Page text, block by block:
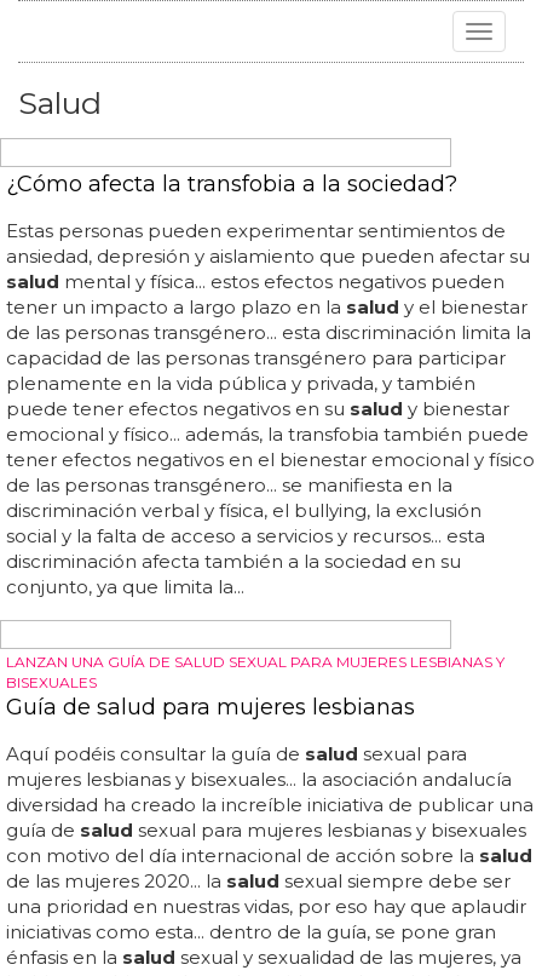
Toggle
Salud
¿Cómo afecta la transfobia a la sociedad?
Estas personas pueden experimentar sentimientos de
ansiedad, depresión y aislamiento que pueden afectar su
salud mental y física... estos efectos negativos pueden
tener un impacto a largo plazo en la saludy el bienestar
de las personas transgénero... esta discriminación limita la
capacidad de las personas transgénero para participar
plenamente en la vida pública y privada, y también
puede tener efectos negativos en susaludy bienestar
emocional y físico... además, la transfobia también puede
tener efectos negativos en el bienestar emocional y físico
de las personas transgénero... se manifiesta en la
discriminación verbal y física, el bullying, la exclusión
social y la falta de acceso a servicios y recursos... esta
discriminación afecta también a la sociedad en su
conjunto, ya que limita la...